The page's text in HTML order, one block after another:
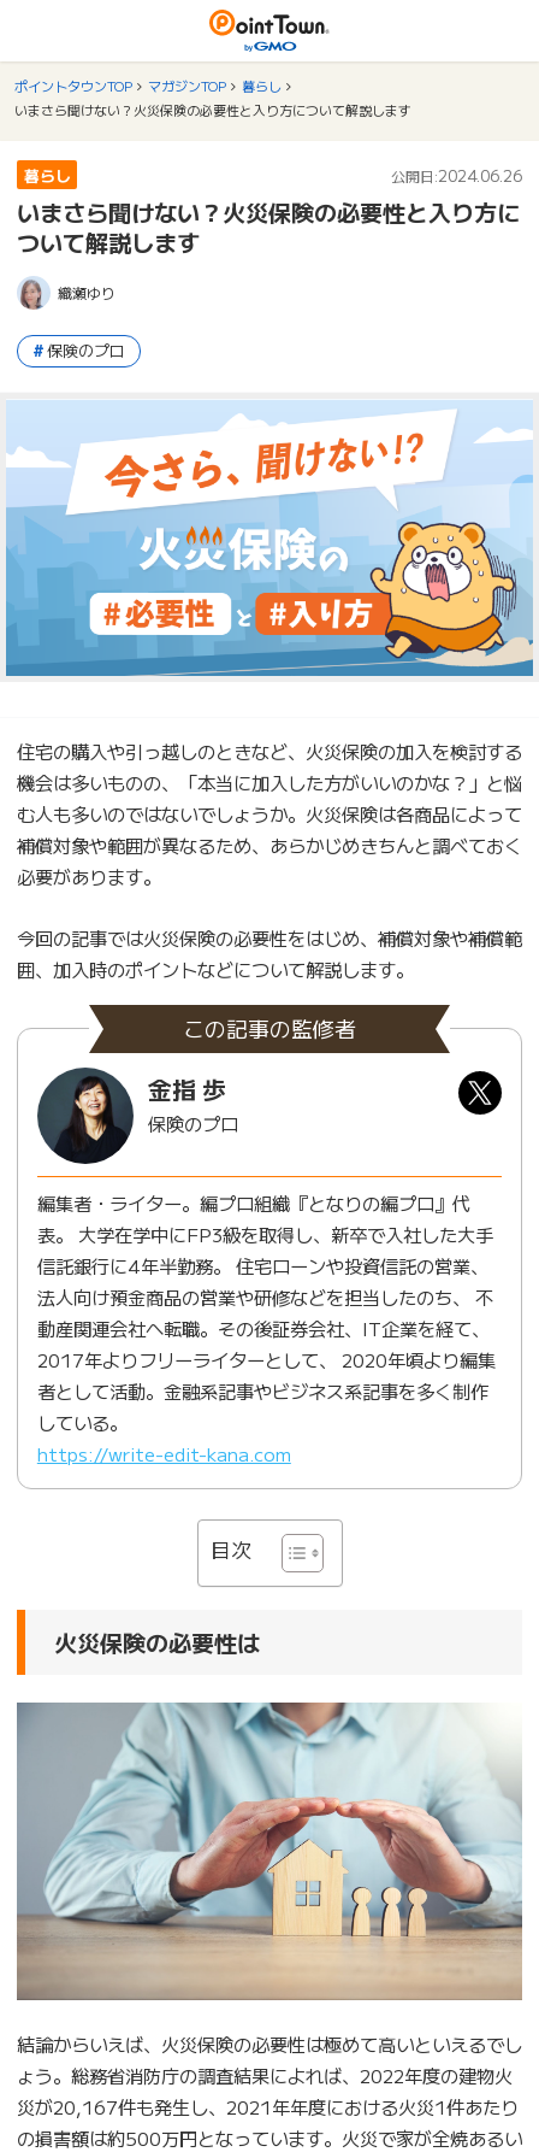
ポイントタウンTOP マガジンTOP
暮らし
いまさら聞けない？火災保険の必要性と入り方について解説します
暮らし 公開日:2024.06.26
いまさら聞けない？火災保険の必要性と入り方に
ついて解説します
織瀬ゆり
保険のプロ
住宅の購入や引っ越しのときなど、火災保険の加入を検討する
機会は多いものの、「本当に加入した方がいいのかな？」と悩
む人も多いのではないでしょうか。火災保険は各商品によって
補償対象や範囲が異なるため、あらかじめきちんと調べておく
必要があります。
今回の記事では火災保険の必要性をはじめ、補償対象や補償範
囲、加入時のポイントなどについて解説します。
この記事の監修者
金指 歩
保険のプロ
編集者・ライター。編プロ組織『となりの編プロ』代
表。 大学在学中にFP3級を取得し、新卒で入社した大手
信託銀行に4年半勤務。 住宅ローンや投資信託の営業、
法人向け預金商品の営業や研修などを担当したのち、 不
動産関連会社へ転職。その後証券会社、IT企業を経て、
2017年よりフリーライターとして、 2020年頃より編集
者として活動。金融系記事やビジネス系記事を多く制作
している。
https://write-edit-kana.com
目次
火災保険の必要性は
結論からいえば、火災保険の必要性は極めて高いといえるでし
ょう。総務省消防庁の調査結果によれば、2022年度の建物火
災が20,167件も発生し、2021年年度における火災1件あたり
の損害額は約500万円となっています。火災で家が全焼あるい